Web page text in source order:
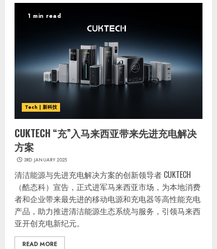
1 min read
Tech | 新科技
CUKTECH “充”入马来西亚带来先进充电解决
方案
3RD JANUARY 2025
清洁能源与先进充电解决方案的创新领导者 CUKTECH
（酷态科）宣告，正式进军马来西亚市场，为本地消费
者和企业带来最先进的移动电源和充电器等高性能充电
产品，助力推进清洁能源生态系统与服务，引领马来西
亚开创充电新纪元。
READ MORE